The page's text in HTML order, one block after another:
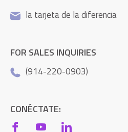
la tarjeta de la diferencia
FOR SALES INQUIRIES
(914-220-0903)
CONÉCTATE: